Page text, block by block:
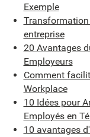
Exemple
entreprise
20 Avantages
Employeurs
Comment
Workplace
10 Idées pour
Employés en
10 avantages